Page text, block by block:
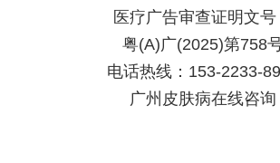
医疗广告审查证明文号
粤(A)广(2025)第758
电话热线：153-2233-
广州皮肤病在线咨询